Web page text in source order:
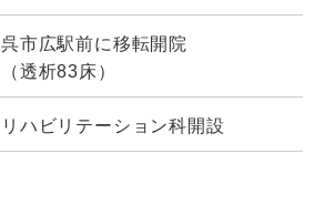
呉市広駅前に移転開院
（透析83床）
リハビリテーション科開設